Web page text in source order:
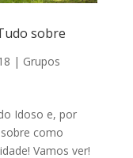
sobre
| Grupos
Idoso e, por
como
Vamos ver!